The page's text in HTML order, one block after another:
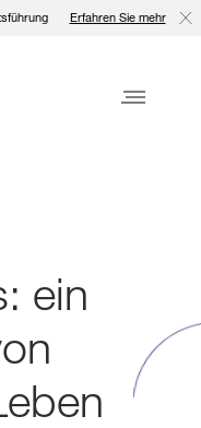
Erfahren Sie mehr
ein